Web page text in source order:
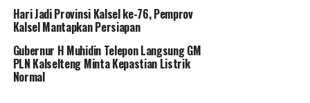
Hari Jadi Provinsi Kalsel ke-76, Pemprov
Kalsel Mantapkan Persiapan
Gubernur H Muhidin Telepon Langsung GM
PLN Kalselteng Minta Kepastian Listrik
Normal